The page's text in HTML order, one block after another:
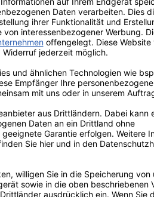
Primitivo Weine vom Gardasee